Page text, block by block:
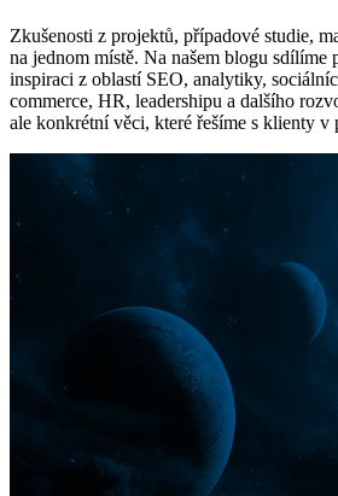
Zkušenosti z projektů, případové studie,
na jednom místě. Na našem blogu sdílíme
inspiraci z oblastí SEO, analytiky,
commerce, HR, leadershipu a dalšího
ale konkrétní věci, které řešíme s klienty v